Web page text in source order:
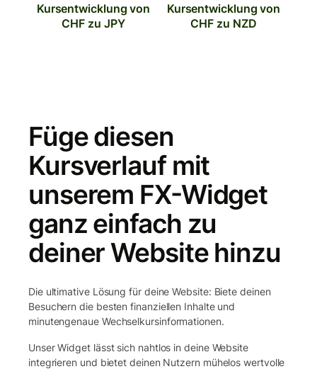
Kursentwicklung von
CHF zu JPY
Kursentwicklung von
CHF zu NZD
Füge diesen
Kursverlauf mit
unserem FX-Widget
ganz einfach zu
deiner Website hinzu
Die ultimative Lösung für deine Website: Biete deinen
Besuchern die besten finanziellen Inhalte und
minutengenaue Wechselkursinformationen.
Unser Widget lässt sich nahtlos in deine Website
integrieren und bietet deinen Nutzern mühelos wertvolle